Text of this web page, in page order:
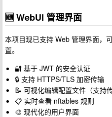
🆕 WebUI 管理界面
本项目现已支持 Web 管理界面，
置。
🔐 基于 JWT 的安全认证
🔒 支持 HTTPS/TLS 加密传输
📝 可视化编辑配置文件（支持
📋 实时查看 nftables 规则
🎨 现代化的用户界面